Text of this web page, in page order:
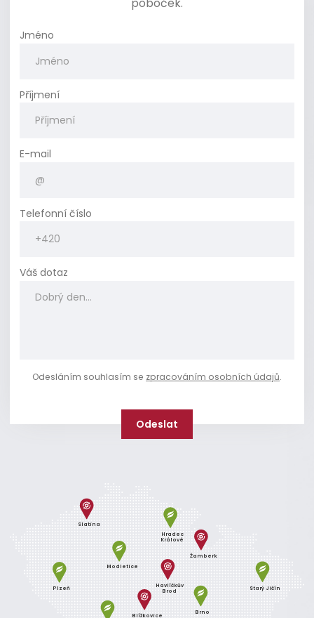
Jméno
Příjmení
E-mail
Telefonní číslo
Váš dotaz
Odesláním souhlasím se zpracováním osobních údajů.
Brno
Slatina
Blížkovice
Havlíčkův
Brod
Žamberk
Starý Jičín
Hradec
Králové
Modletice
Plzeň